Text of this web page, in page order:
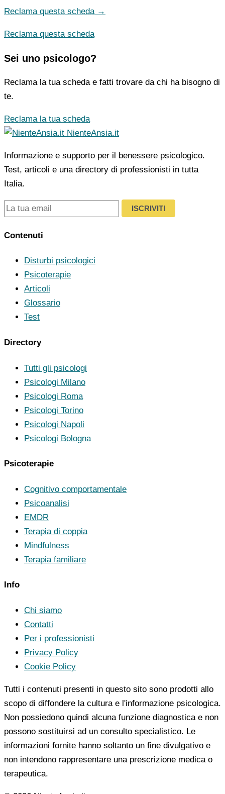
Reclama questa scheda →
Reclama questa scheda
Sei uno psicologo?
Reclama la tua scheda e fatti trovare da chi ha bisogno di
te.
Reclama la tua scheda
NienteAnsia.it
Informazione e supporto per il benessere psicologico.
Test, articoli e una directory di professionisti in tutta
Italia.
ISCRIVITI
Contenuti
Disturbi psicologici
Psicoterapie
Articoli
Glossario
Test
Directory
Tutti gli psicologi
Psicologi Milano
Psicologi Roma
Psicologi Torino
Psicologi Napoli
Psicologi Bologna
Psicoterapie
Cognitivo comportamentale
Psicoanalisi
EMDR
Terapia di coppia
Mindfulness
Terapia familiare
Info
Chi siamo
Contatti
Per i professionisti
Privacy Policy
Cookie Policy
Tutti i contenuti presenti in questo sito sono prodotti allo
scopo di diffondere la cultura e l'informazione psicologica.
Non possiedono quindi alcuna funzione diagnostica e non
possono sostituirsi ad un consulto specialistico. Le
informazioni fornite hanno soltanto un fine divulgativo e
non intendono rappresentare una prescrizione medica o
terapeutica.